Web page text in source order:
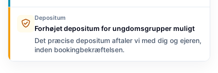
Depositum
Forhøjet depositum for ungdomsgrupper muligt
Det præcise depositum aftaler vi med dig og ejeren,
inden bookingbekræftelsen.